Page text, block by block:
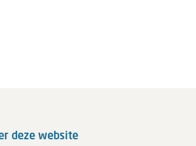
deze website